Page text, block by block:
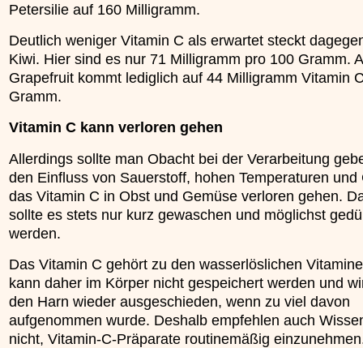
Petersilie auf 160 Milligramm.
Deutlich weniger Vitamin C als erwartet steckt
Kiwi. Hier sind es nur 71 Milligramm pro 100 Gramm.
Grapefruit kommt lediglich auf 44 Milligramm Vitamin
Gramm.
Vitamin C kann verloren gehen
Allerdings sollte man Obacht bei der Verarbeitung
den Einfluss von Sauerstoff, hohen Temperaturen und
das Vitamin C in Obst und Gemüse verloren gehen.
sollte es stets nur kurz gewaschen und möglichst
werden.
Das Vitamin C gehört zu den wasserlöslichen
kann daher im Körper nicht gespeichert werden und
den Harn wieder ausgeschieden, wenn zu viel davon
aufgenommen wurde. Deshalb empfehlen auch
nicht, Vitamin-C-Präparate routinemäßig